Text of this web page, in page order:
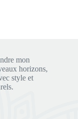
mon
horizons,
style et